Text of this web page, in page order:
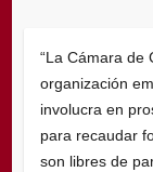
“La Cámara de
organización
involucra en
para recaudar
son libres de